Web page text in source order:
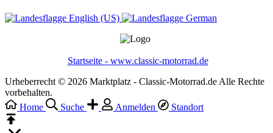
English (US)‎ German‎
Startseite - www.classic-motorrad.de
Urheberrecht © 2026 Marktplatz - Classic-Motorrad.de Alle Rechte
vorbehalten.
Home
Suche Anmelden Standort